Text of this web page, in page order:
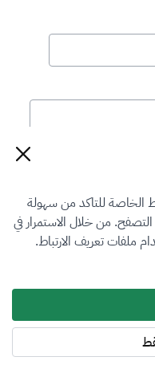
الخاصة للتاكد من سهولة
من خلال الاستمرار في
ملفات تعريف الارتباط.